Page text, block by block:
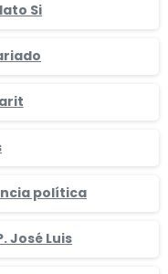
Si
política
José Luis